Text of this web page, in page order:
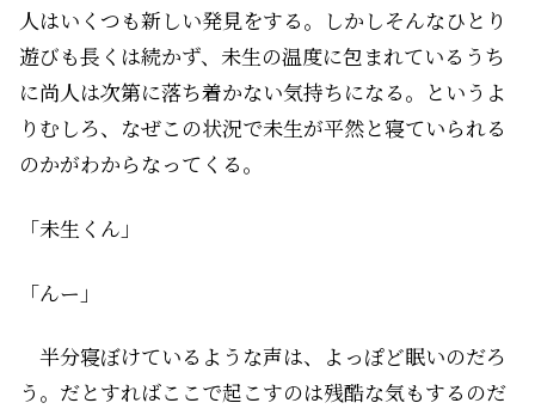
人はいくつも新しい発見をする。しかしそんなひとり
遊びも長くは続かず、未生の温度に包まれているうち
に尚人は次第に落ち着かない気持ちになる。というよ
りむしろ、なぜこの状況で未生が平然と寝ていられる
のかがわからなってくる。
「未生くん」
「んー」
半分寝ぼけているような声は、よっぽど眠いのだろ
う。だとすればここで起こすのは残酷な気もするのだ